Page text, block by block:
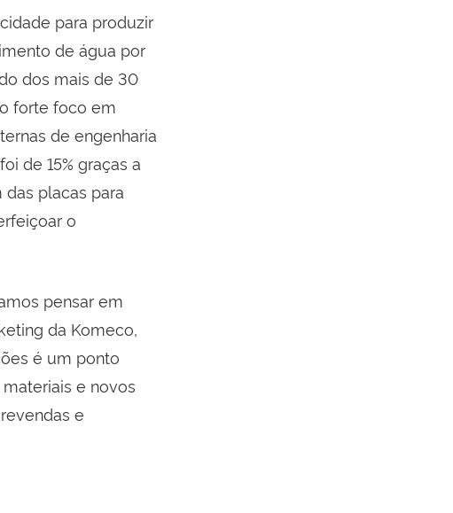
para produzir
de água por
dos mais de 30
forte foco em
de engenharia
de 15% graças a
placas para
o
pensar em
da Komeco,
é um ponto
e novos
e